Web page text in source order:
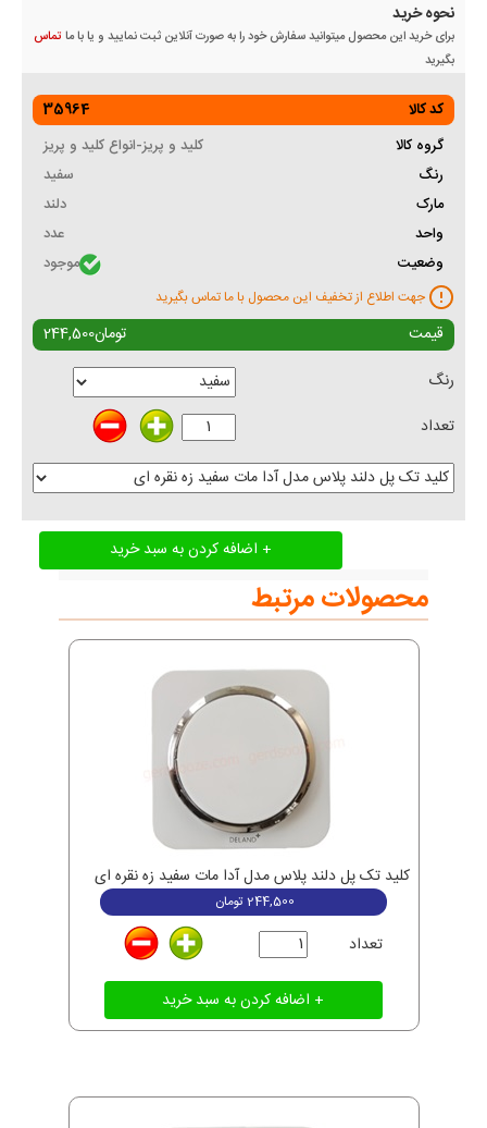
نحوه خرید
برای خرید این محصول میتوانید سفارش خود را به صورت آنلاین ثبت نمایید و یا با ما تماس
بگیرید
کد کالا
35964
گروه کالا
کلید و پریز-انواع کلید و پریز
رنگ
سفید
مارک
دلند
واحد
عدد
وضعیت
موجود
جهت اطلاع از تخفیف این محصول با ما تماس بگیرید
قیمت 244,500تومان
رنگ
تعداد
محصولات مرتبط
کلید تک پل دلند پلاس مدل آدا مات سفید زه نقره ای
244,500 تومان
تعداد